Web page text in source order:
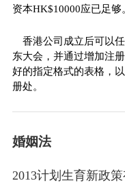
资本HK$10000应已足够
香港公司成立后可以
东大会，并通过增加注
好的指定格式的表格，
册处。
婚姻法
2013计划生育新政